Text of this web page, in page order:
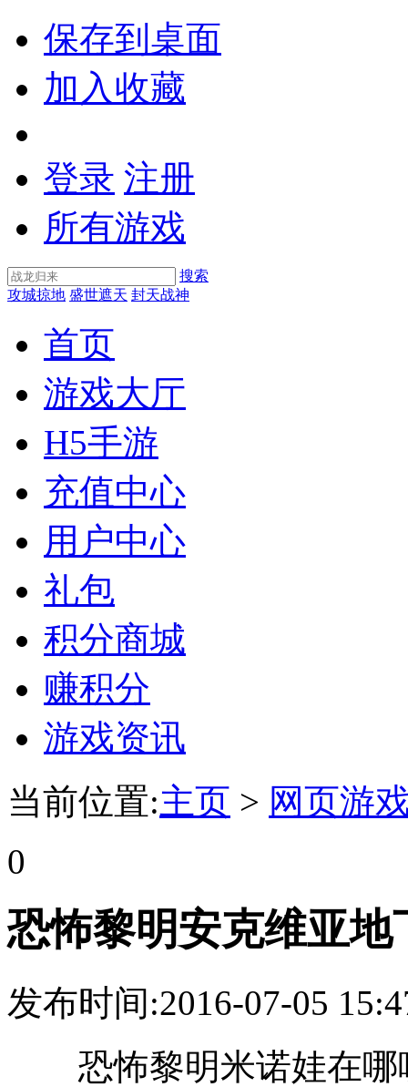
保存到桌面
加入收藏
登录 注册
所有游戏
搜索
攻城掠地 盛世遮天 封天战神
首页
游戏大厅
H5手游
充值中心
用户中心
礼包
积分商城
赚积分
游戏资讯
当前位置:主页 > 网页游
0
恐怖黎明安克维亚
发布时间:2016-07-05
恐怖黎明米诺娃在哪